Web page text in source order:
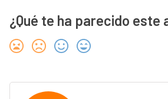
¿Qué te ha parecido este